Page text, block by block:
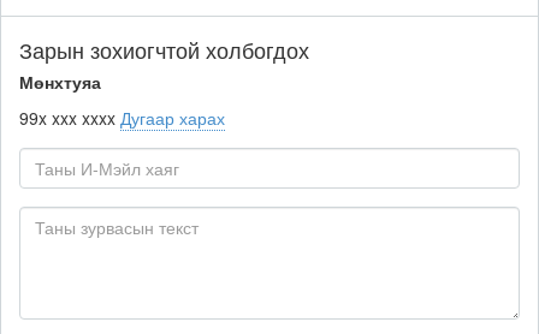
Зарын зохиогчтой холбогдох
Мөнхтуяа
99x xxx xxxx Дугаар харах